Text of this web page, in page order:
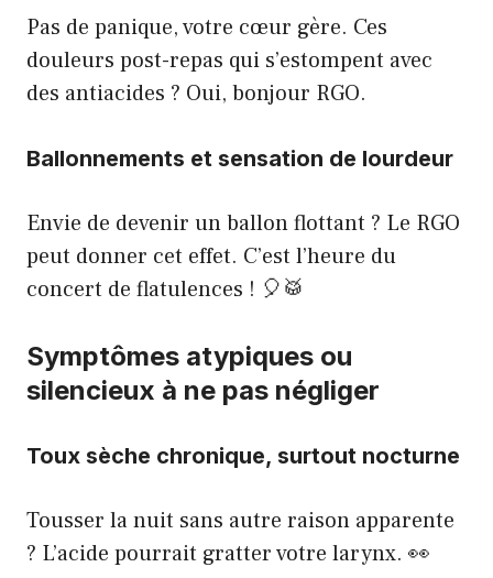
Pas de panique, votre cœur gère. Ces
douleurs post-repas qui s’estompent avec
des antiacides ? Oui, bonjour RGO.
Ballonnements et sensation de lourdeur
Envie de devenir un ballon flottant ? Le RGO
peut donner cet effet. C’est l’heure du
concert de flatulences ! 🎈🥁
Symptômes atypiques ou
silencieux à ne pas négliger
Toux sèche chronique, surtout nocturne
Tousser la nuit sans autre raison apparente
? L’acide pourrait gratter votre larynx. 👀